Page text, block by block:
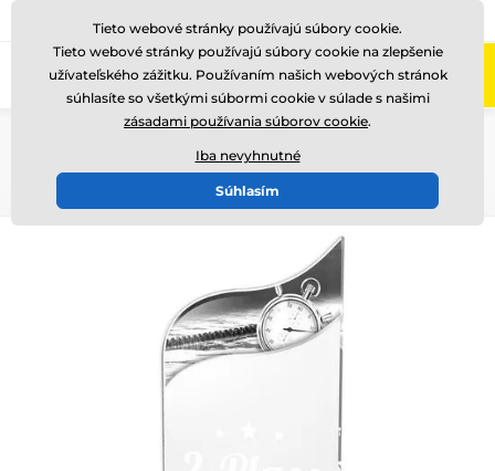
Zavolajte nám (Po-Pi 8-17) +421220255160
WPLA 501-
Tieto webové stránky používajú súbory cookie.
Tieto webové stránky používajú súbory cookie na zlepšenie
užívateľského zážitku. Používaním našich webových stránok
súhlasíte so všetkými súbormi cookie v súlade s našimi
zásadami používania súborov cookie.
Iba nevyhnutné
Súhlasím